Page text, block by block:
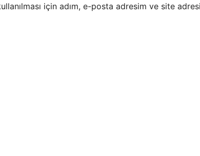
için adım, e-posta adresim ve site